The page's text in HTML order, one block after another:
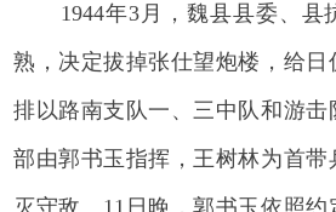
1944年3月，魏县县委、县
熟，决定拔掉张仕望炮楼，给日
排以路南支队一、三中队和游击
部由郭书玉指挥，王树林为首带